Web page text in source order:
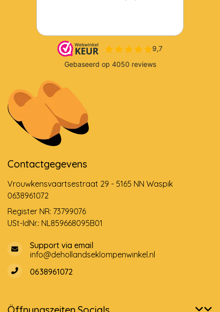
Contactgegevens
Vrouwkensvaartsestraat 29 - 5165 NN Waspik
0638961072
Register NR: 73799076
USt-IdNr.: NL859668095B01
Support via email
info@dehollandseklompenwinkel.nl
0638961072